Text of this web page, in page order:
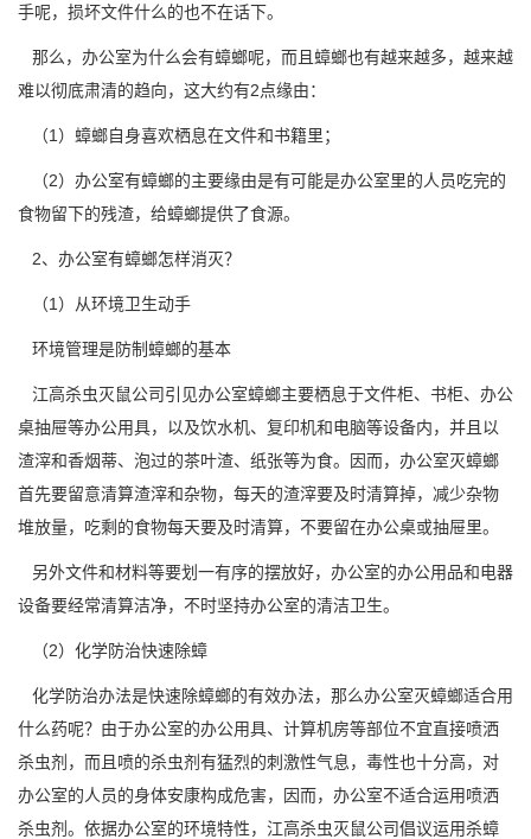
手呢，损坏文件什么的也不在话下。
那么，办公室为什么会有蟑螂呢，而且蟑螂也有越来越多，越来越
难以彻底肃清的趋向，这大约有2点缘由：
（1）蟑螂自身喜欢栖息在文件和书籍里；
（2）办公室有蟑螂的主要缘由是有可能是办公室里的人员吃完的
食物留下的残渣，给蟑螂提供了食源。
2、办公室有蟑螂怎样消灭？
（1）从环境卫生动手
环境管理是防制蟑螂的基本
江高杀虫灭鼠公司引见办公室蟑螂主要栖息于文件柜、书柜、办公
桌抽屉等办公用具，以及饮水机、复印机和电脑等设备内，并且以
渣滓和香烟蒂、泡过的茶叶渣、纸张等为食。因而，办公室灭蟑螂
首先要留意清算渣滓和杂物，每天的渣滓要及时清算掉， 减少杂物
堆放量，吃剩的食物每天要及时清算，不要留在办公桌或抽屉里。
另外文件和材料等要划一有序的摆放好，办公室的办公用品和电器
设备要经常清算洁净，不时坚持办公室的清洁卫生。
（2）化学防治快速除蟑
化学防治办法是快速除蟑螂的有效办法，那么办公室灭蟑螂适合用
什么药呢？由于办公室的办公用具、计算机房等部位不宜直接喷洒
杀虫剂 ，而且喷的杀虫剂有猛烈的刺激性气息，毒性也十分高，对
办公室的人员的身体安康构成危害，因而，办公室不适合运用喷洒
杀虫剂。依据办公室的环境特性，江高杀虫灭鼠公司倡议运用杀蟑